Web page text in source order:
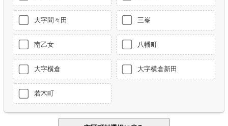
大字間々田 三峯
南乙女 八幡町
大字横倉 大字横倉新田
若木町